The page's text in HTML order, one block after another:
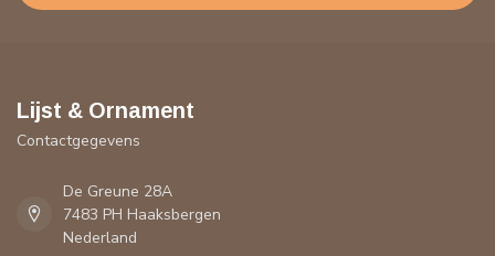
Lijst & Ornament
Contactgegevens
De Greune 28A
7483 PH Haaksbergen
Nederland